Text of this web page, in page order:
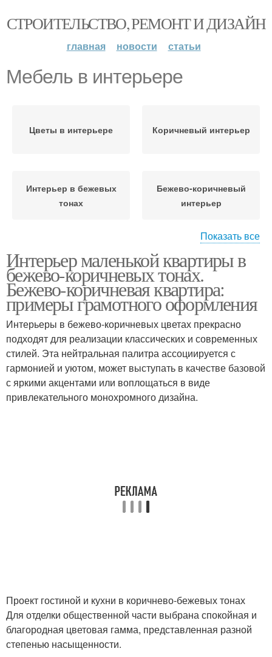
СТРОИТЕЛЬСТВО, РЕМОНТ И ДИЗАЙН
главная новости статьи
Мебель в интерьере
Цветы в интерьере Коричневый интерьер
Интерьер в бежевых
тонах
Бежево-коричневый
интерьер
интерьер
Бежево-фиолетовый
интерьер
Бежево-розовый
интерьер
Бежевые интерьеры
Светло-бежевый
интерьер
Кухня в интерьере
Интерьер в коричневых
интерьер
Показать все
Интерьер маленькой квартиры в
бежево-коричневых тонах.
Бежево-коричневая квартира:
примеры грамотного оформления
Интерьеры в бежево-коричневых цветах прекрасно
подходят для реализации классических и современных
стилей. Эта нейтральная палитра ассоциируется с
гармонией и уютом, может выступать в качестве базовой
с яркими акцентами или воплощаться в виде
привлекательного монохромного дизайна.
Проект гостиной и кухни в коричнево-бежевых тонах
Для отделки общественной части выбрана спокойная и
благородная цветовая гамма, представленная разной
степенью насыщенности.